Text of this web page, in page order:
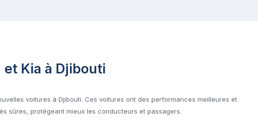
Kia à Djibouti
voitures à Djibouti. Ces voitures ont des performances meilleures et
sûres, protégeant mieux les conducteurs et passagers.